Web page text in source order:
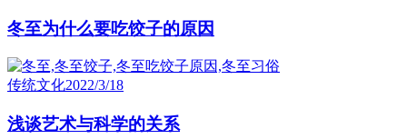
冬至为什么要吃饺子的原因
传统文化2022/3/18
浅谈艺术与科学的关系